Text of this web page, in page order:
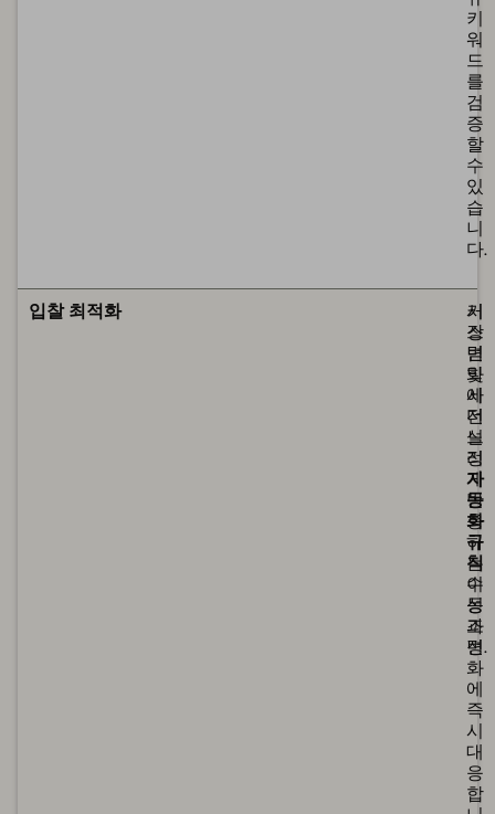
키
워
드
를
검
증
할
수
있
습
니
다.
입찰 최적화 제
시
장
변
화
에
더
느
리
게
반
응
하
는
수
동
조
정.
제
커
스
텀
및
사
전
설
정
자
동
화
규
칙
이
성
과
변
화
에
즉
시
대
응
합